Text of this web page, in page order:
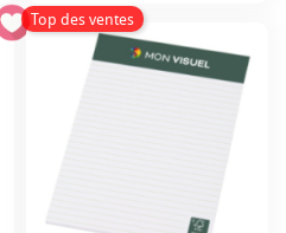
Top des ventes